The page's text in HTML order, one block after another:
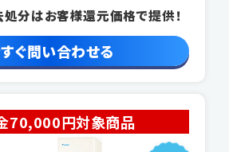
処分はお客様還元価格で提供！
ぐ問い合わせる
70,000円対象商品